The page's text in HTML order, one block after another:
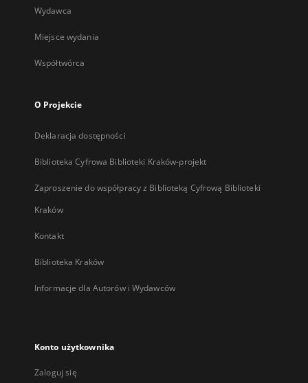
Wydawca
Miejsce wydania
Współtwórca
O Projekcie
Deklaracja dostępności
Biblioteka Cyfrowa Biblioteki Kraków-projekt
Zaproszenie do współpracy z Biblioteką Cyfrową Biblioteki
Kraków
Kontakt
Biblioteka Kraków
Informacje dla Autorów i Wydawców
Konto użytkownika
Zaloguj się